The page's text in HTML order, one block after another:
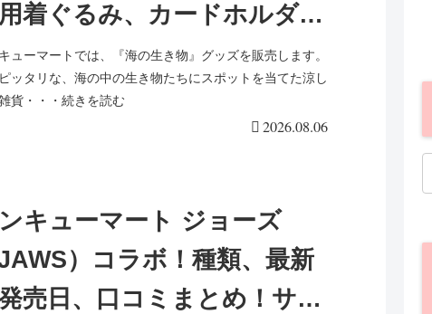
着ぐるみ、カードホルダー
全25アイテムが2026年8月
新発売！サイズ、口コミ！
ューマートでは、『海の生き物』グッズを販売します。
ッタリな、海の中の生き物たちにスポットを当てた涼し
貨・・・続きを読む
2026.08.06
キューマート ジョーズ
JAWS）コラボ！種類、最新
売日、口コミまとめ！サメ